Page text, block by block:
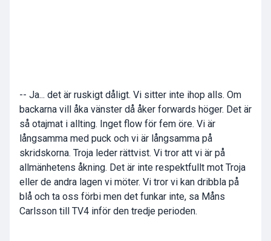
-- Ja... det är ruskigt dåligt. Vi sitter inte ihop alls. Om
backarna vill åka vänster då åker forwards höger. Det är
så otajmat i allting. Inget flow för fem öre. Vi är
långsamma med puck och vi är långsamma på
skridskorna. Troja leder rättvist. Vi tror att vi är på
allmänhetens åkning. Det är inte respektfullt mot Troja
eller de andra lagen vi möter. Vi tror vi kan dribbla på
blå och ta oss förbi men det funkar inte, sa Måns
Carlsson till TV4 inför den tredje perioden.